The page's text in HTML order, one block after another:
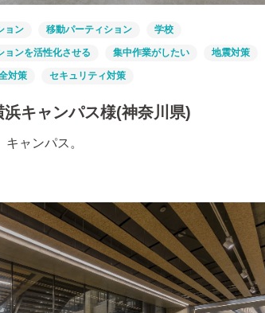
ョン 移動パーティション 学校
ョンを活性化させる 集中作業がしたい 地震対策
対策 セキュリティ対策
キャンパス様(神奈川県)
ャンパス。